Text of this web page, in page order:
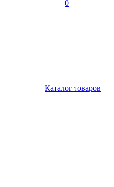
0
Каталог товаров